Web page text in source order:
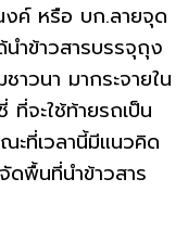
หรือ บก.ลายจุด
ำข้าวสารบรรจุถุง
าวนา มากระจายใน
จะใช้ท้ายรถเป็น
ที่เวลานี้มีแนวคิด
ดพื้นที่นำข้าวสาร